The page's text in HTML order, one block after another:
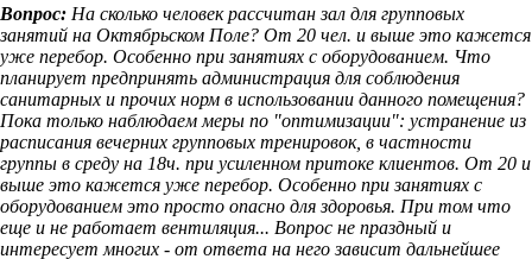
Вопрос: На сколько человек рассчитан зал для групповых
занятий на Октябрьском Поле? От 20 чел. и выше это кажется
уже перебор. Особенно при занятиях с оборудованием. Что
планирует предпринять администрация для соблюдения
санитарных и прочих норм в использовании данного помещения?
Пока только наблюдаем меры по "оптимизации": устранение из
расписания вечерних групповых тренировок, в частности
группы в среду на 18ч. при усиленном притоке клиентов. От 20 и
выше это кажется уже перебор. Особенно при занятиях с
оборудованием это просто опасно для здоровья. При том что
еще и не работает вентиляция... Вопрос не праздный и
интересует многих - от ответа на него зависит дальнейшее